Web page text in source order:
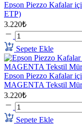
Epson Piezzo Kafalar
ETP)
3.220₺
Sepete Ekle
Epson Piezzo Kafalar
MAGENTA Tekstil
3.220₺
Sepete Ekle